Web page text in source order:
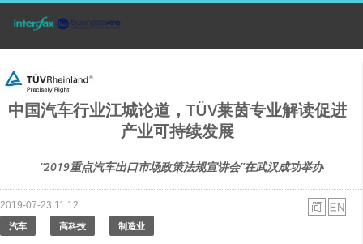
中国汽车行业江城论道，TÜV莱茵专业解读促进
产业可持续发展
“2019重点汽车出口市场政策法规宣讲会”在武汉成功举办
2019-07-23 11:12
汽车 高科技 制造业